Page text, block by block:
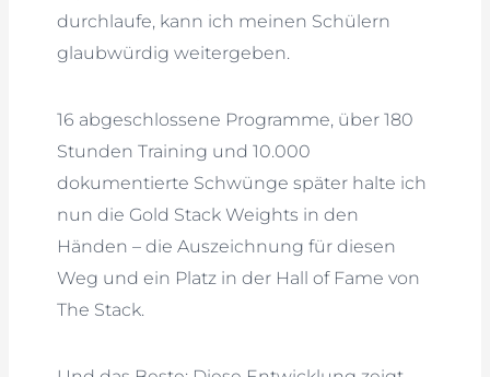
durchlaufe, kann ich meinen Schülern
glaubwürdig weitergeben.
16 abgeschlossene Programme, über 180
Stunden Training und 10.000
dokumentierte Schwünge später halte ich
nun die Gold Stack Weights in den
Händen – die Auszeichnung für diesen
Weg und ein Platz in der Hall of Fame von
The Stack.